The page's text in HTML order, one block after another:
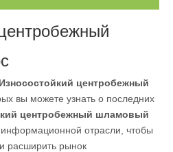
Износостойкий центробежный
вы можете узнать о последних
центробежный шламовый
отрасли, чтобы
расширить рынок